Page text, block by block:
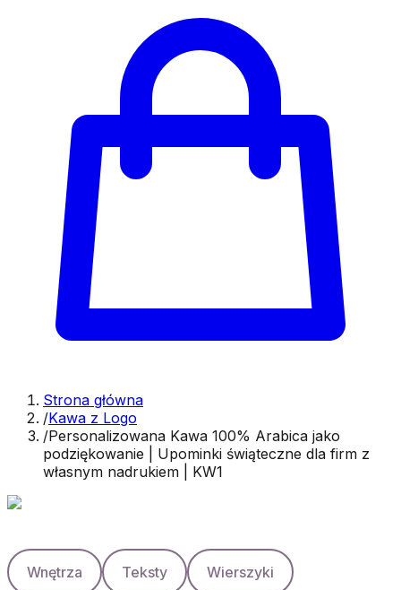
Strona główna
/Kawa z Logo
/Personalizowana Kawa 100% Arabica jako
podziękowanie | Upominki świąteczne dla firm z
własnym nadrukiem | KW1
Wnętrza Teksty Wierszyki